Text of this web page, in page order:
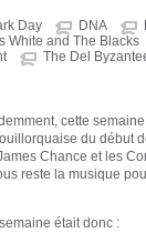
Day DNA
White and The Blacks
The Del
cette
du début
Chance et les
reste la musique
était donc :